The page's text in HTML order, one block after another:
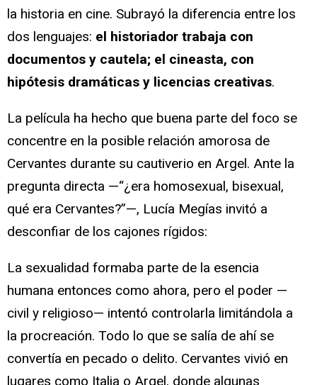
la historia en cine. Subrayó la diferencia entre los
dos lenguajes: el historiador trabaja con
documentos y cautela; el cineasta, con
hipótesis dramáticas y licencias creativas.
La película ha hecho que buena parte del foco se
concentre en la posible relación amorosa de
Cervantes durante su cautiverio en Argel. Ante la
pregunta directa —“¿era homosexual, bisexual,
qué era Cervantes?”—, Lucía Megías invitó a
desconfiar de los cajones rígidos:
La sexualidad formaba parte de la esencia
humana entonces como ahora, pero el poder —
civil y religioso— intentó controlarla limitándola a
la procreación. Todo lo que se salía de ahí se
convertía en pecado o delito. Cervantes vivió en
lugares como Italia o Argel, donde algunas